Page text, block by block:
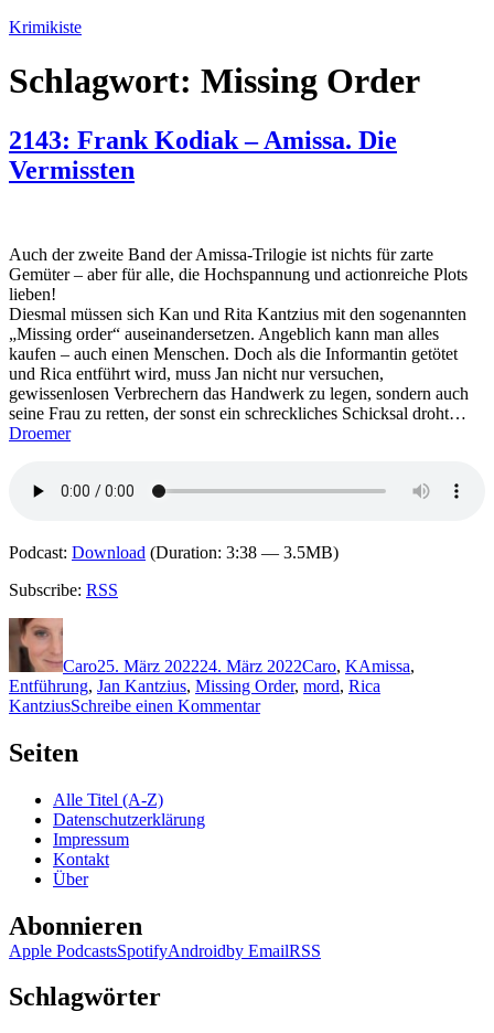
Zum
springen
Krimikiste
Schlagwort: Missing Order
2143: Frank Kodiak – Amissa. Die
Vermissten
Auch der zweite Band der Amissa-Trilogie ist nichts für zarte
Gemüter – aber für alle, die Hochspannung und actionreiche Plots
lieben!
Diesmal müssen sich Kan und Rita Kantzius mit den sogenannten
„Missing order“ auseinandersetzen. Angeblich kann man alles
kaufen – auch einen Menschen. Doch als die Informantin getötet
und Rica entführt wird, muss Jan nicht nur versuchen,
gewissenlosen Verbrechern das Handwerk zu legen, sondern auch
seine Frau zu retten, der sonst ein schreckliches Schicksal droht…
Droemer
Podcast: Download (Duration: 3:38 — 3.5MB)
Subscribe: RSS
Autor
Caro25. März 202224. März 2022Caro, KAmissa,
Entführung, Jan Kantzius, Missing Order, mord, Rica
KantziusSchreibe einen Kommentarzu
Seiten
Alle Titel (A-Z)
Datenschutzerklärung
Impressum
Kontakt
Über
Abonnieren
Apple PodcastsSpotifyAndroidby EmailRSS
Schlagwörter